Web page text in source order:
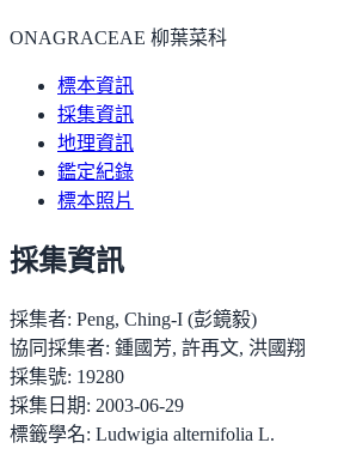
ONAGRACEAE 柳葉菜科
標本資訊
採集資訊
地理資訊
鑑定紀錄
標本照片
採集資訊
採集者: Peng, Ching-I (彭鏡毅)
協同採集者: 鍾國芳, 許再文, 洪國翔
採集號: 19280
採集日期: 2003-06-29
標籤學名: Ludwigia alternifolia L.